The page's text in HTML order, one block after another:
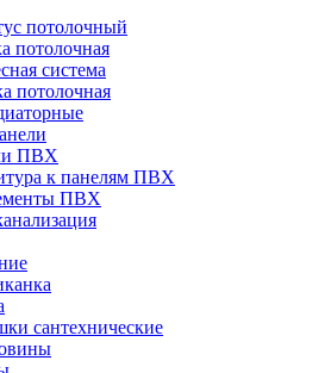
потолочный
потолочная
система
потолочная
ПВХ
к панелям ПВХ
ПВХ
сантехнические